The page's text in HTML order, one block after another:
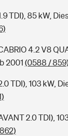
TDI), 85 kW,
4.2 V8
2001 (0588 /
TDI), 103 kW,
2.0 TDI),